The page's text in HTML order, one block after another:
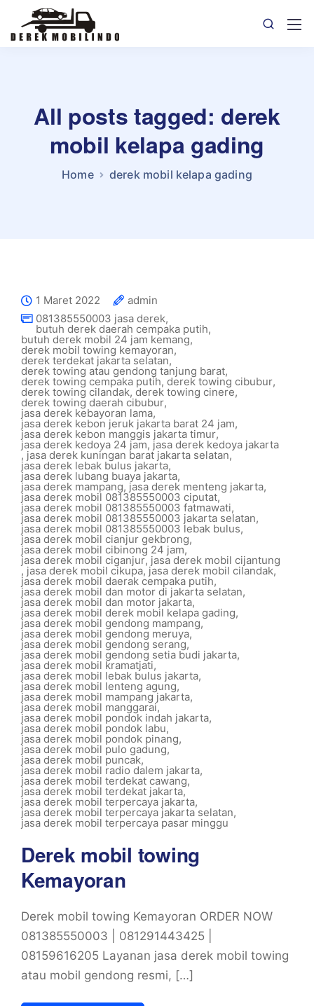
All posts tagged: derek
mobil kelapa gading
Home derek mobil kelapa gading
1 Maret 2022
admin
081385550003 jasa derek,
butuh derek daerah cempaka putih,
butuh derek mobil 24 jam kemang,
derek mobil towing kemayoran,
derek terdekat jakarta selatan,
derek towing atau gendong tanjung barat,
derek towing cempaka putih, derek towing cibubur,
derek towing cilandak, derek towing cinere,
derek towing daerah cibubur,
jasa derek kebayoran lama,
jasa derek kebon jeruk jakarta barat 24 jam,
jasa derek kebon manggis jakarta timur,
jasa derek kedoya 24 jam, jasa derek kedoya jakarta
, jasa derek kuningan barat jakarta selatan,
jasa derek lebak bulus jakarta,
jasa derek lubang buaya jakarta,
jasa derek mampang, jasa derek menteng jakarta,
jasa derek mobil 081385550003 ciputat,
jasa derek mobil 081385550003 fatmawati,
jasa derek mobil 081385550003 jakarta selatan,
jasa derek mobil 081385550003 lebak bulus,
jasa derek mobil cianjur gekbrong,
jasa derek mobil cibinong 24 jam,
jasa derek mobil ciganjur, jasa derek mobil cijantung
, jasa derek mobil cikupa, jasa derek mobil cilandak,
jasa derek mobil daerak cempaka putih,
jasa derek mobil dan motor di jakarta selatan,
jasa derek mobil dan motor jakarta,
jasa derek mobil derek mobil kelapa gading,
jasa derek mobil gendong mampang,
jasa derek mobil gendong meruya,
jasa derek mobil gendong serang,
jasa derek mobil gendong setia budi jakarta,
jasa derek mobil kramatjati,
jasa derek mobil lebak bulus jakarta,
jasa derek mobil lenteng agung,
jasa derek mobil mampang jakarta,
jasa derek mobil manggarai,
jasa derek mobil pondok indah jakarta,
jasa derek mobil pondok labu,
jasa derek mobil pondok pinang,
jasa derek mobil pulo gadung,
jasa derek mobil puncak,
jasa derek mobil radio dalem jakarta,
jasa derek mobil terdekat cawang,
jasa derek mobil terdekat jakarta,
jasa derek mobil terpercaya jakarta,
jasa derek mobil terpercaya jakarta selatan,
jasa derek mobil terpercaya pasar minggu
Derek mobil towing
Kemayoran
Derek mobil towing Kemayoran ORDER NOW
081385550003 | 081291443425 |
08159616205 Layanan jasa derek mobil towing
atau mobil gendong resmi, […]